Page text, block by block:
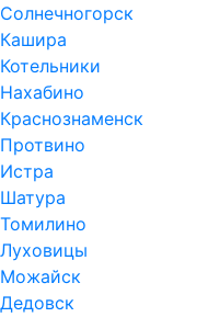
Солнечногорск
Кашира
Котельники
Нахабино
Краснознаменск
Протвино
Истра
Шатура
Томилино
Луховицы
Можайск
Дедовск